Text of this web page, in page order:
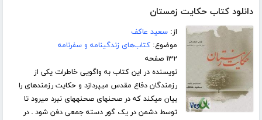
دانلود کتاب حکایت زمستان
از:سعید عاکف
موضوع:کتاب‌های زندگینامه و سفرنامه
۱۳۲ صفحه
نویسنده در این کتاب به واگویی خاطرات یکی از
رزمندگان دفاع مقدس می‏پردازد و حکایت رزمنده‏ای را
بیان می‏کند که در صحنه‏ای صحنه‏های نبرد می‏رود تا
توسط دشمن در یک گور دسته جمعی دفن شود ـ در